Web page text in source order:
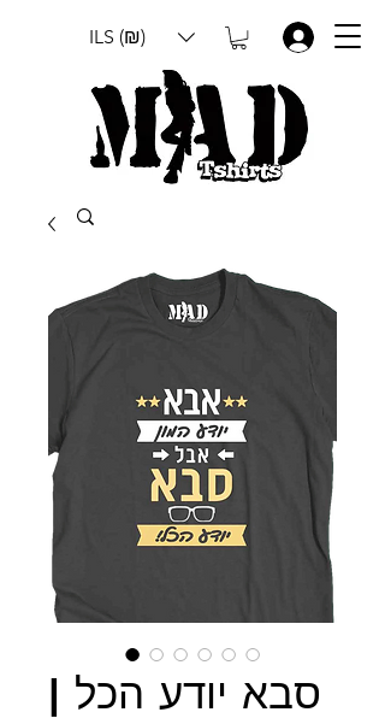
ILS (₪) .
סבא יודע הכל |